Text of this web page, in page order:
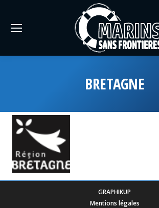
BRETAGNE
GRAPHIKUP
Mentions légales